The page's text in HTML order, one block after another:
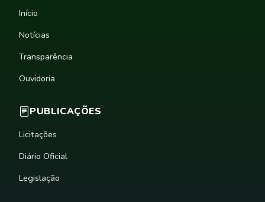
Início
Notícias
Transparência
Ouvidoria
PUBLICAÇÕES
Licitações
Diário Oficial
Legislação